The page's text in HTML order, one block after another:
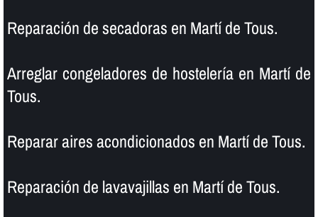
Reparación de secadoras en Martí de Tous.
Arreglar congeladores de hostelerí­a en Martí de
Tous.
Reparar aires acondicionados en Martí de Tous.
Reparación de lavavajillas en Martí de Tous.